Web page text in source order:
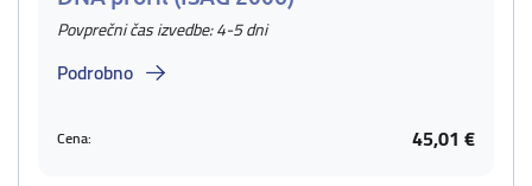
Povprečni čas izvedbe: 4-5 dni
Podrobno
Cena: 45,01 €